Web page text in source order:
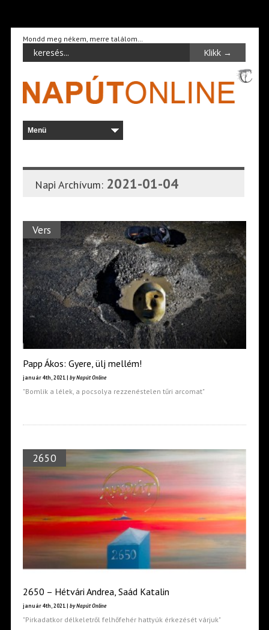
Mondd meg nékem, merre találom…
Napi Archívum: 2021-01-04
Vers
Papp Ákos: Gyere, ülj mellém!
január 4th, 2021 | by Napút Online
"Bomlik a lélek, a pocsolya rezzenéstelen tűri arcomat"
2650
2650 – Hétvári Andrea, Saád Katalin
január 4th, 2021 | by Napút Online
"Pirkadatkor délkeletről felhőfehér hattyúk érkezését várjuk"